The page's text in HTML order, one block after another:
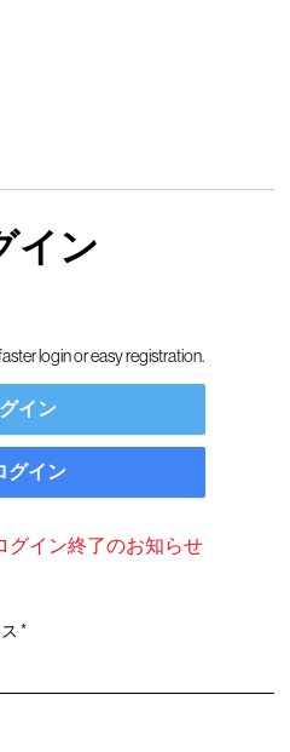
イン
login or easy registration.
イン
グイン
グイン終了のお知らせ
ス*必